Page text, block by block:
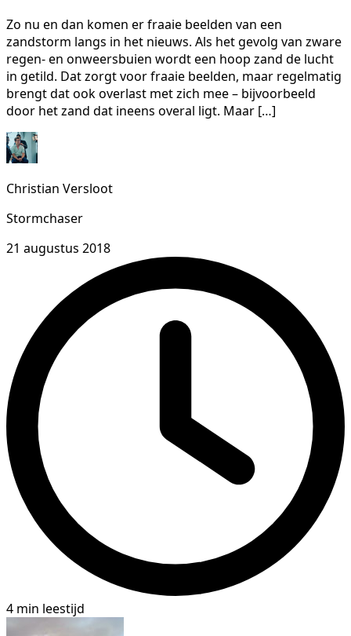
Zo nu en dan komen er fraaie beelden van een
zandstorm langs in het nieuws. Als het gevolg van zware
regen- en onweersbuien wordt een hoop zand de lucht
in getild. Dat zorgt voor fraaie beelden, maar regelmatig
brengt dat ook overlast met zich mee – bijvoorbeeld
door het zand dat ineens overal ligt. Maar […]
Christian Versloot
Stormchaser
21 augustus 2018
4 min leestijd